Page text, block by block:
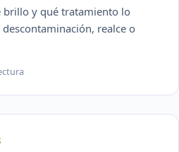
brillo y qué tratamiento lo
realce o